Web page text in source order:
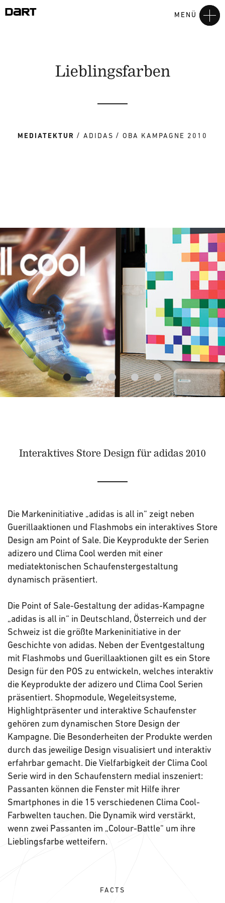
MENÜ
Lieblingsfarben
MEDIATEKTUR ADIDAS OBA KAMPAGNE 2010
Interaktives Store Design für adidas 2010
Die Markeninitiative „adidas is all in“ zeigt neben
Guerillaaktionen und Flashmobs ein interaktives Store
Design am Point of Sale. Die Keyprodukte der Serien
adizero und Clima Cool werden mit einer
mediatektonischen Schaufenstergestaltung
dynamisch präsentiert.
Die Point of Sale-Gestaltung der adidas-Kampagne
„adidas is all in“ in Deutschland, Österreich und der
Schweiz ist die größte Markeninitiative in der
Geschichte von adidas. Neben der Eventgestaltung
mit Flashmobs und Guerillaaktionen gilt es ein Store
Design für den POS zu entwickeln, welches interaktiv
die Keyprodukte der adizero und Clima Cool Serien
präsentiert. Shopmodule, Wegeleitsysteme,
Highlightpräsenter und interaktive Schaufenster
gehören zum dynamischen Store Design der
Kampagne. Die Besonderheiten der Produkte werden
durch das jeweilige Design visualisiert und interaktiv
erfahrbar gemacht. Die Vielfarbigkeit der Clima Cool
Serie wird in den Schaufenstern medial inszeniert:
Passanten können die Fenster mit Hilfe ihrer
Smartphones in die 15 verschiedenen Clima Cool-
Farbwelten tauchen. Die Dynamik wird verstärkt,
wenn zwei Passanten im „Colour-Battle“ um ihre
Lieblingsfarbe wetteifern.
FACTS